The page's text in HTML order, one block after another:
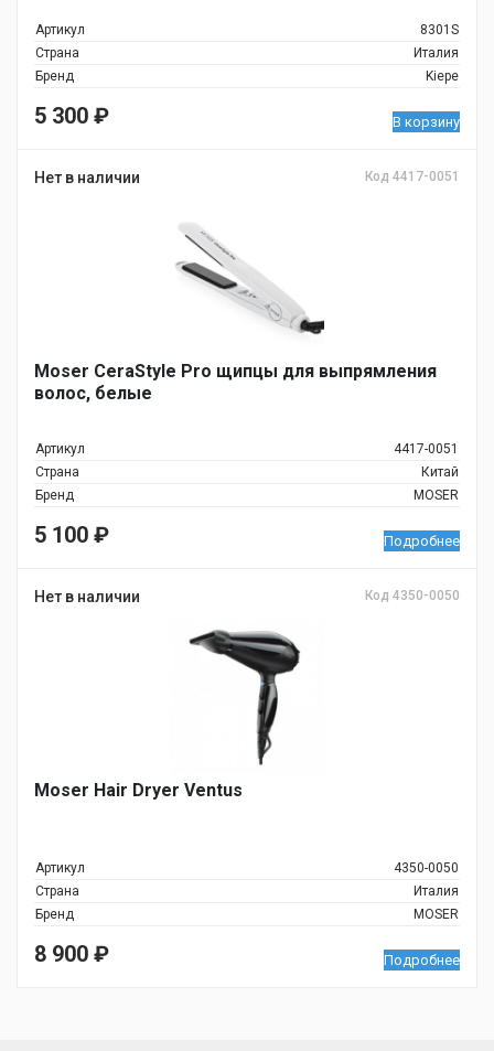
Артикул
8301S
Страна
Италия
Бренд
Kiepe
5 300 ₽ В корзину
Нет в наличии Код 4417-0051
Moser CeraStyle Pro щипцы для выпрямления
волос, белые
Артикул
4417-0051
Страна
Китай
Бренд
MOSER
5 100 ₽ Подробнее
Нет в наличии Код 4350-0050
Moser Hair Dryer Ventus
Артикул
4350-0050
Страна
Италия
Бренд
MOSER
8 900 ₽ Подробнее